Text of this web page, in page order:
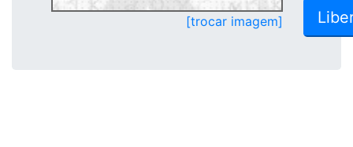
[trocar imagem]